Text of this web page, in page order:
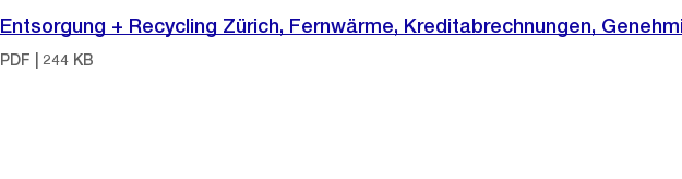
Entsorgung + Recycling Zürich, Fernwärme, Kreditabrechnungen,
PDF | 244 KB